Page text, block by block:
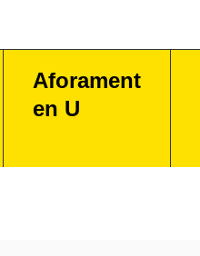
Aforament
en U